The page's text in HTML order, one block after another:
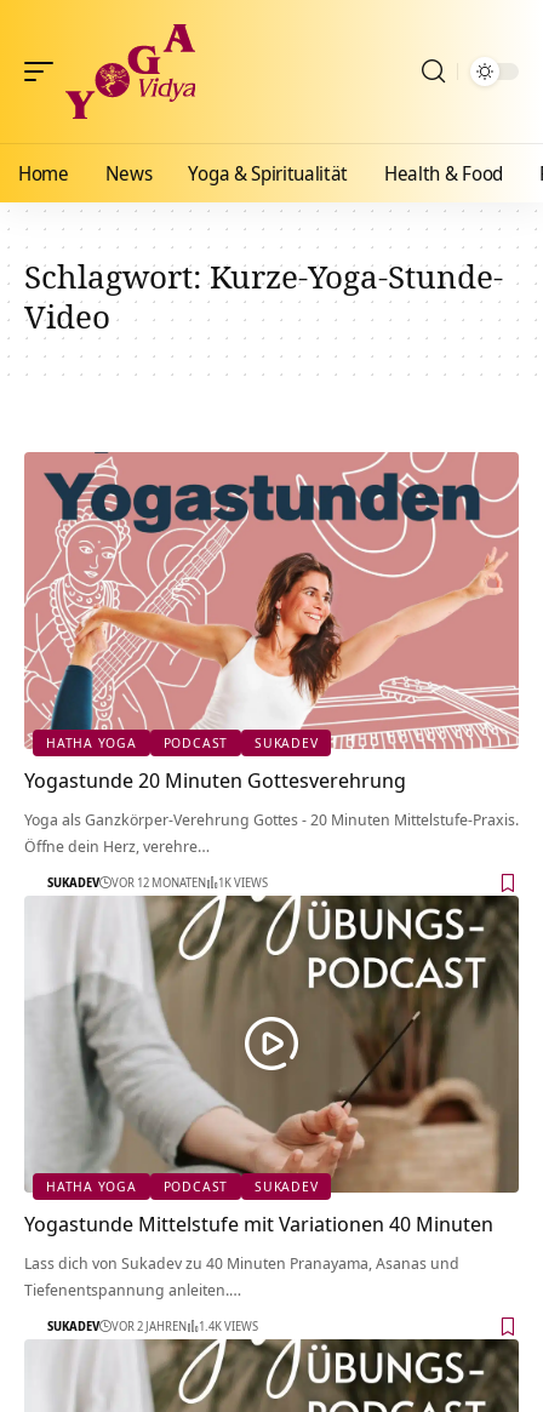
Home News Yoga & Spiritualität Health & Food
Schlagwort:Kurze-Yoga-Stunde-
Video
HATHA YOGA PODCAST SUKADEV
Yogastunde 20 Minuten Gottesverehrung
Yoga als Ganzkörper-Verehrung Gottes - 20 Minuten Mittelstufe-Praxis.
Öffne dein Herz, verehre…
SUKADEV VOR 12 MONATEN 1K VIEWS
HATHA YOGA PODCAST SUKADEV
Yogastunde Mittelstufe mit Variationen 40 Minuten
Lass dich von Sukadev zu 40 Minuten Pranayama, Asanas und
Tiefenentspannung anleiten.…
SUKADEV VOR 2 JAHREN 1.4K VIEWS